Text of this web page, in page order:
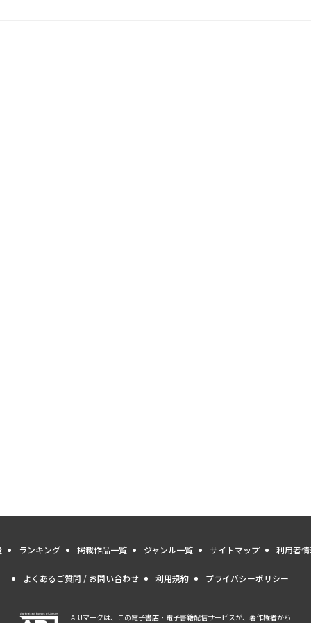
ランキング 掲載作品一覧 ジャンル一覧 サイトマップ 利用者
よくあるご質問 / お問い合わせ 利用規約 プライバシーポリシー
ABJマークは、この電子書店・電子書籍配信サービスが、著作権者から